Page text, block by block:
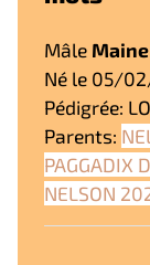
Mâle
Né le 05/
Pédigrée:
Parents:
PAGGADIX
NELSON